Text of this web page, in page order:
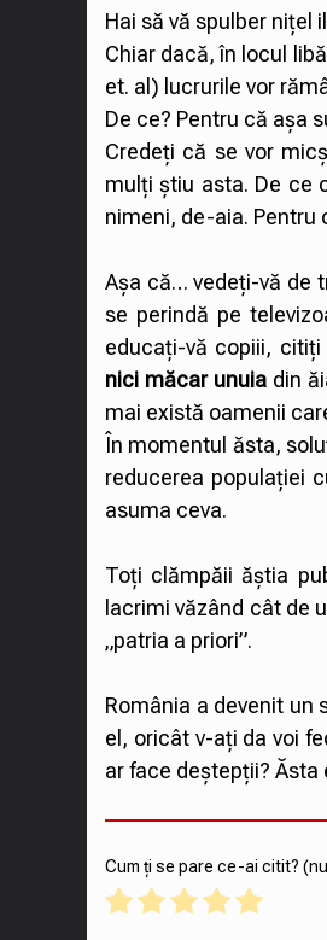
Hai să vă spulber nițel
Chiar dacă, în locul
et. al) lucrurile vor
De ce? Pentru că așa
Credeți că se vor
mulți știu asta. De ce
nimeni, de-aia. Pentru
Așa că… vedeți-vă de
se perindă pe
educați-vă copiii,
nici măcar unuia din
mai există oamenii
În momentul ăsta,
reducerea populației
asuma ceva.
Toți clămpăii ăștia
lacrimi văzând cât de
„patria a priori”.
România a devenit un
el, oricât v-ați da voi
ar face deștepții? Ăsta
Cum ți se pare ce-ai citit?